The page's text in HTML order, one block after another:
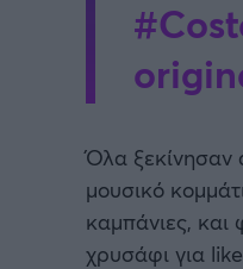
Όλα ξεκίνησαν
μουσικό
καμπάνιες, και
χρυσάφι για